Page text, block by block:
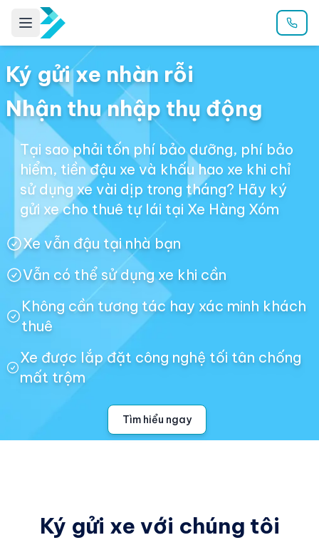
Ký gửi xe nhàn rỗi
Nhận thu nhập thụ động
Tại sao phải tốn phí bảo dưỡng, phí bảo
hiểm, tiền đậu xe và khấu hao xe khi chỉ
sử dụng xe vài dịp trong tháng? Hãy ký
gửi xe cho thuê tự lái tại Xe Hàng Xóm
Xe vẫn đậu tại nhà bạn
Vẫn có thể sử dụng xe khi cần
Không cần tương tác hay xác minh khách
thuê
Xe được lắp đặt công nghệ tối tân chống
mất trộm
Tìm hiểu ngay
Ký gửi xe với chúng tôi